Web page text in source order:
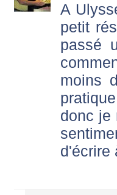
A
petit
passé
moins
donc je
d'écrire